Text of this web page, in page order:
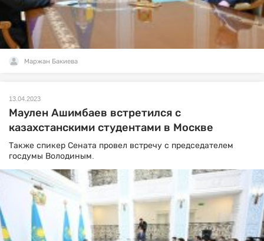
Маржан Бакиева
13.04.2023
Маулен Ашимбаев встретился с
казахстанскими студентами в Москве
Также спикер Сената провел встречу с председателем
госдумы Володиным.